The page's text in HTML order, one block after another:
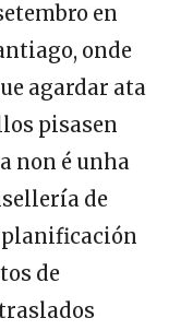
en
onde
agardar ata
pisasen
non é unha
de
planificación
de